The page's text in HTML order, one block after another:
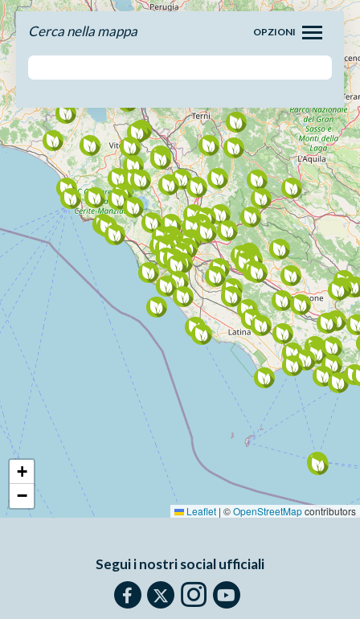
+
−
Leaflet | ©OpenStreetMapcontributors
Cerca nella mappa OPZIONI
Segui i nostri social ufficiali